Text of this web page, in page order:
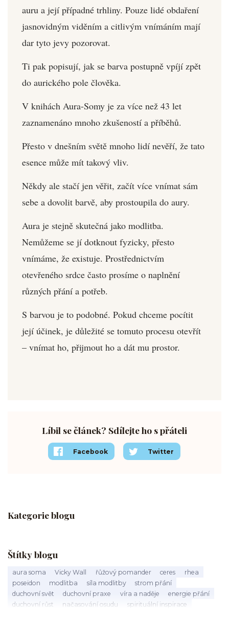
Kategorie blogu
Štítky blogu
aura soma Vicky Wall řůžový pomander ceres
rhea
poseidon
modlitba síla modlitby
strom přání
duchovní svět
duchovní praxe víra a naděje
energie přání
duchovní růst
načasování osudu
spirituální inspirace
auru a její případné trhliny. Pouze lidé obdaření
jasnovidným viděním a citlivým vnímáním mají
dar tyto jevy pozorovat.
Ti pak popisují, jak se barva postupně vpíjí zpět
do aurického pole člověka.
V knihách Aura-Somy je za více než 43 let
zaznamenáno mnoho zkušeností a příběhů.
Přesto v dnešním světě mnoho lidí nevěří, že tato
esence může mít takový vliv.
Někdy ale stačí jen věřit, začít více vnímat sám
sebe a dovolit barvě, aby prostoupila do aury.
Aura je stejně skutečná jako modlitba.
Nemůžeme se jí dotknout fyzicky, přesto
vnímáme, že existuje. Prostřednictvím
otevřeného srdce často prosíme o naplnění
různých přání a potřeb.
S barvou je to podobné. Pokud chceme pocítit
její účinek, je důležité se tomuto procesu otevřít
– vnímat ho, přijmout ho a dát mu prostor.
Líbil se článek? Sdílejte ho s přáteli
Facebook Twitter